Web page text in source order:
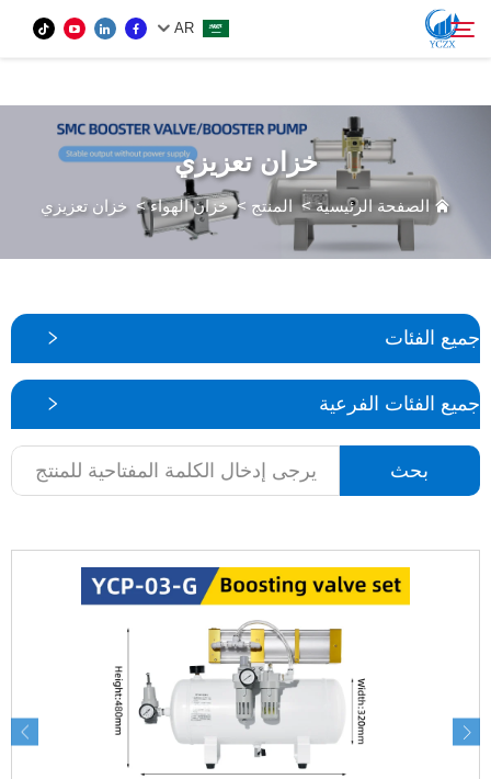
var images = document.getElementsByTagName('img'); for (var i = 0; i <
images.length; i++) { if (!images[i].getAttribute('alt')) { images[i].setAttribute('alt', ''); } }
AR
من نحن
اتصل بنا
بحث خزان تعزيزي
الصفحة الرئيسية>المنتج >خزان الهواء> خزان تعزيزي
جميع الفئات
جميع الفئات الفرعية
بحث